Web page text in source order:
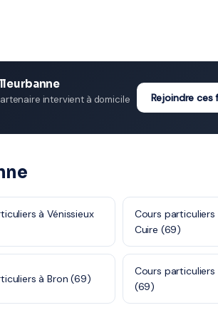
intervient à domicile
Rejoindre ces
à Vénissieux
Cours
Cuire (69)
à Bron (69)
Cours particuliers
(69)